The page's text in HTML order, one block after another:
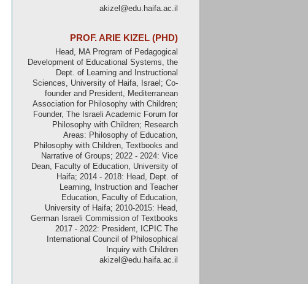
akizel@edu.haifa.ac.il
PROF. ARIE KIZEL (PHD)
Head, MA Program of Pedagogical
Development of Educational Systems, the
Dept. of Learning and Instructional
Sciences, University of Haifa, Israel; Co-
founder and President, Mediterranean
Association for Philosophy with Children;
Founder, The Israeli Academic Forum for
Philosophy with Children; Research
Areas: Philosophy of Education,
Philosophy with Children, Textbooks and
Narrative of Groups; 2022 - 2024: Vice
Dean, Faculty of Education, University of
Haifa; 2014 - 2018: Head, Dept. of
Learning, Instruction and Teacher
Education, Faculty of Education,
University of Haifa; 2010-2015: Head,
German Israeli Commission of Textbooks
2017 - 2022: President, ICPIC The
International Council of Philosophical
Inquiry with Children
akizel@edu.haifa.ac.il